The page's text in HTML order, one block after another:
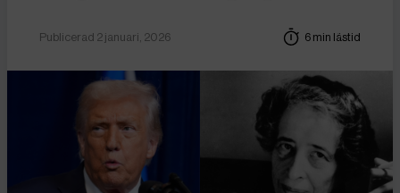
Publicerad 2 januari, 2026 6 min lästid